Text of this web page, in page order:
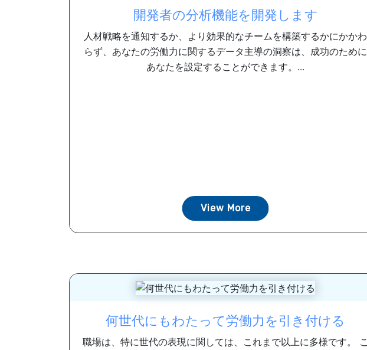
開発者の分析機能を開発します
人材戦略を通知するか、より効果的なチームを構築するかにかかわ
らず、あなたの労働力に関するデータ主導の洞察は、成功のために
あなたを設定することができます。...
View More
何世代にもわたって労働力を引き付ける
職場は、特に世代の表現に関しては、これまで以上に多様です。 こ